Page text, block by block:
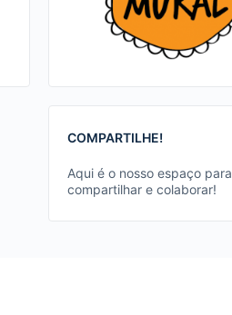
COMPARTILHE!
Aqui é o nosso espaço para
compartilhar e colaborar!